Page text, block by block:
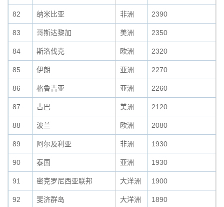
82 纳米比亚 非洲 2390
83 哥斯达黎加 美洲 2350
84 斯洛伐克 欧洲 2320
85 伊朗 亚洲 2270
86 格鲁吉亚 亚洲 2260
87 古巴 美洲 2120
88 波兰 欧洲 2080
89 阿尔及利亚 非洲 1930
90 泰国 亚洲 1930
91 密克罗尼西亚联邦 大洋洲 1900
92 斐济群岛 大洋洲 1890